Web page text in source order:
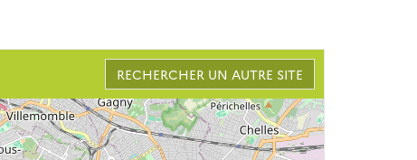
RECHERCHER UN AUTRE SITE